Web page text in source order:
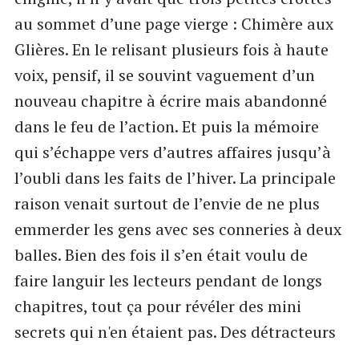
au sommet d’une page vierge : Chimère aux
Glières. En le relisant plusieurs fois à haute
voix, pensif, il se souvint vaguement d’un
nouveau chapitre à écrire mais abandonné
dans le feu de l’action. Et puis la mémoire
qui s’échappe vers d’autres affaires jusqu’à
l’oubli dans les faits de l’hiver. La principale
raison venait surtout de l’envie de ne plus
emmerder les gens avec ses conneries à deux
balles. Bien des fois il s’en était voulu de
faire languir les lecteurs pendant de longs
chapitres, tout ça pour révéler des mini
secrets qui n'en étaient pas. Des détracteurs